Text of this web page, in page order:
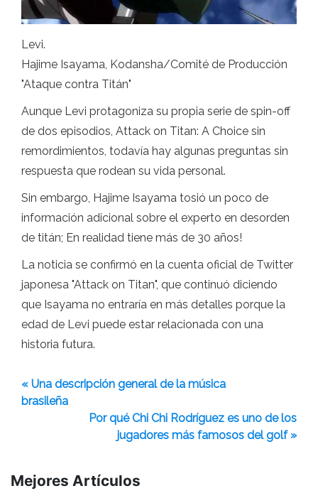
Levi.
Hajime Isayama, Kodansha/Comité de Producción
"Ataque contra Titán"
Aunque Levi protagoniza su propia serie de spin-off
de dos episodios, Attack on Titan: A Choice sin
remordimientos, todavía hay algunas preguntas sin
respuesta que rodean su vida personal.
Sin embargo, Hajime Isayama tosió un poco de
información adicional sobre el experto en desorden
de titán; En realidad tiene más de 30 años!
La noticia se confirmó en la cuenta oficial de Twitter
japonesa "Attack on Titan", que continuó diciendo
que Isayama no entraría en más detalles porque la
edad de Levi puede estar relacionada con una
historia futura.
« Una descripción general de la música
brasileña
Por qué Chi Chi Rodríguez es uno de los
jugadores más famosos del golf »
Mejores Artículos